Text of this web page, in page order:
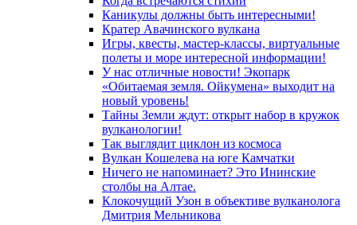
Каникулы должны быть интересными!
Кратер Авачинского вулкана
Игры, квесты, мастер-классы, виртуальные
полеты и море интересной информации!
У нас отличные новости! Экопарк
«Обитаемая земля. Ойкумена» выходит на
новый уровень!
Тайны Земли ждут: открыт набор в кружок
вулканологии!
Так выглядит циклон из космоса
Вулкан Кошелева на юге Камчатки
Ничего не напоминает? Это Ининские
столбы на Алтае.
Клокочущий Узон в объективе вулканолога
Дмитрия Мельникова